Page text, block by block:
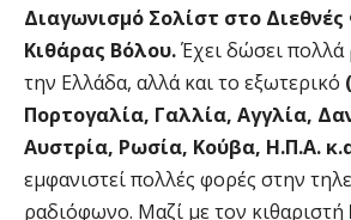
Διαγωνισμό Σολίστ στο
Κιθάρας Βόλου.Έχει δώσει πολλά
την Ελλάδα, αλλά και το εξωτερικό
Πορτογαλία, Γαλλία, Αγγλία,
Αυστρία, Ρωσία, Κούβα, Η.Π.Α.
εμφανιστεί πολλές φορές στην
ραδιόφωνο. Μαζί με τον κιθαριστή